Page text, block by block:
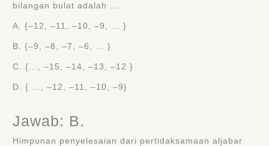
bilangan bulat adalah ….
A. {‒12, ‒11, ‒10, ‒9, … }
B. {‒9, ‒8, ‒7, ‒6, … }
C. {…, ‒15, ‒14, ‒13, ‒12 }
D. { …, ‒12, ‒11, ‒10, ‒9}
Jawab: B.
Himpunan penyelesaian dari pertidaksamaan aljabar